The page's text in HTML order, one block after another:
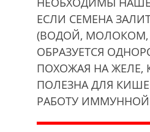
ЕСЛИ СЕМЕНА
(ВОДОЙ, МОЛОКОМ,
ОБРАЗУЕТСЯ
ПОХОЖАЯ НА ЖЕЛЕ,
ПОЛЕЗНА ДЛЯ
РАБОТУ